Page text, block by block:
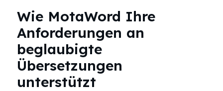
Wie MotaWord Ihre
Anforderungen an
beglaubigte
Übersetzungen
unterstützt